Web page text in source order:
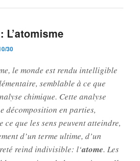
30
le monde est rendu intelligible
semblable à ce que
chimique. Cette analyse
décomposition en parties,
ce que les sens peuvent atteindre,
d’un terme ultime, d’un
reind indivisible: l‘atome. Les